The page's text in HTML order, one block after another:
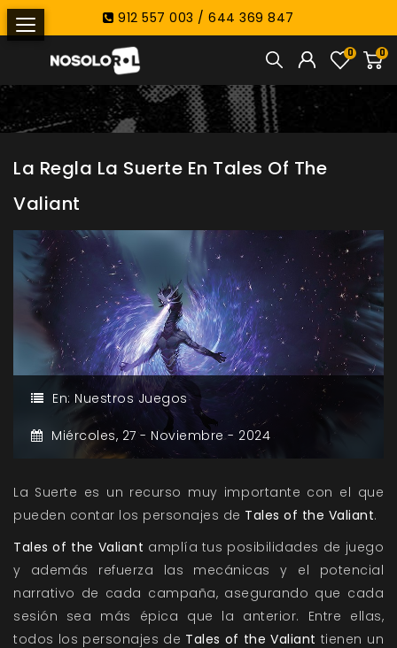
912 557 003 / 644 369 847
0
0
La Regla La Suerte En Tales Of The
Valiant
En: Nuestros Juegos
Miércoles, 27 - Noviembre - 2024
La Suerte es un recurso muy importante con el que
pueden contar los personajes de Tales of the Valiant.
Tales of the Valiant amplía tus posibilidades de juego
y además refuerza las mecánicas y el potencial
narrativo de cada campaña, asegurando que cada
sesión sea más épica que la anterior. Entre ellas,
todos los personajes de Tales of the Valiant tienen un